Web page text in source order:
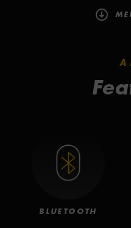
klassisch-dezent bis
BeautyBooster
natürliche
Mittel Nummer Eins.
verschwinden und die
BLUETOOTH